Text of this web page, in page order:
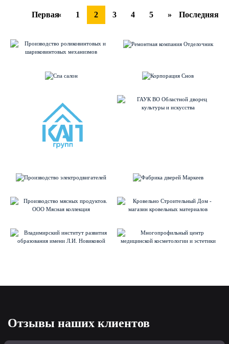
Первая« 1 2 3 4 5 » Последняя
Отзывы наших клиентов